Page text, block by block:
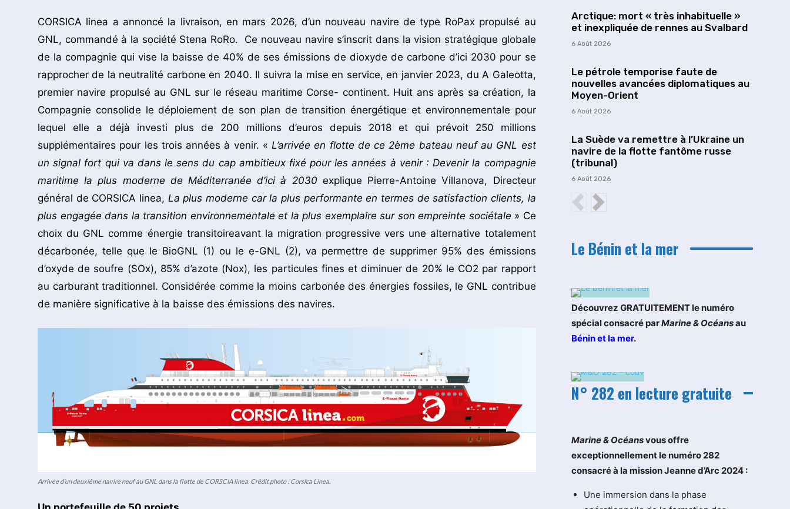
CORSICA linea a annoncé la livraison, en mars 2026, d’un nouveau navire de type RoPax propulsé au
GNL, commandé à la société Stena RoRo. Ce nouveau navire s’inscrit dans la vision stratégique globale
de la compagnie qui vise la baisse de 40% de ses émissions de dioxyde de carbone d’ici 2030 pour se
rapprocher de la neutralité carbone en 2040. Il suivra la mise en service, en janvier 2023, du A Galeotta,
premier navire propulsé au GNL sur le réseau maritime Corse- continent. Huit ans après sa création, la
Compagnie consolide le déploiement de son plan de transition énergétique et environnementale pour
lequel elle a déjà investi plus de 200 millions d’euros depuis 2018 et qui prévoit 250 millions
supplémentaires pour les trois années à venir. «L’arrivée en flotte de ce 2ème bateau neuf au GNL est
un signal fort qui va dans le sens du cap ambitieux fixé pour les années à venir : Devenir la compagnie
maritime la plus moderne de Méditerranée d’ici à 2030 explique Pierre-Antoine Villanova, Directeur
général de CORSICA linea, La plus moderne car la plus performante en termes de satisfaction clients, la
plus engagée dans la transition environnementale et la plus exemplaire sur son empreinte sociétale » Ce
choix du GNL comme énergie transitoireavant la migration progressive vers une alternative totalement
décarbonée, telle que le BioGNL (1) ou le e-GNL (2), va permettre de supprimer 95% des émissions
d’oxyde de soufre (SOx), 85% d’azote (Nox), les particules fines et diminuer de 20% le CO2 par rapport
au carburant traditionnel. Considérée comme la moins carbonée des énergies fossiles, le GNL contribue
de manière significative à la baisse des émissions des navires.
Arrivée d’un deuxième navire neuf au GNL dans la flotte de CORSCIA linea. Crédit photo : Corsica Linea.
Arctique: mort « très inhabituelle »
et inexpliquée de rennes au Svalbard
6 Août 2026
Le pétrole temporise faute de
nouvelles avancées diplomatiques au
Moyen-Orient
6 Août 2026
La Suède va remettre à l’Ukraine un
navire de la flotte fantôme russe
(tribunal)
6 Août 2026
Le Bénin et la mer
Découvrez GRATUITEMENT le numéro
spécial consacré parMarine & Océansau
Bénin et la mer.
N° 282 en lecture gratuite
Marine & Océansvous offre
exceptionnellement le numéro 282
consacré à la mission Jeanne d’Arc 2024 :
Une immersion dans la phase